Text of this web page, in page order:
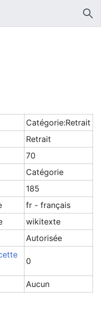
Catégorie:Retrait
Retrait
70
Catégorie
185
fr - français
wikitexte
Autorisée
0
Aucun